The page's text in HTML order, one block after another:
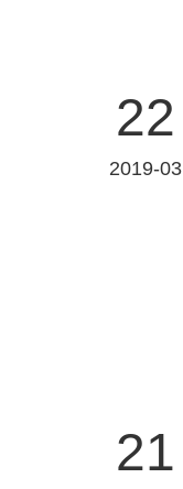
22
2019-03
21